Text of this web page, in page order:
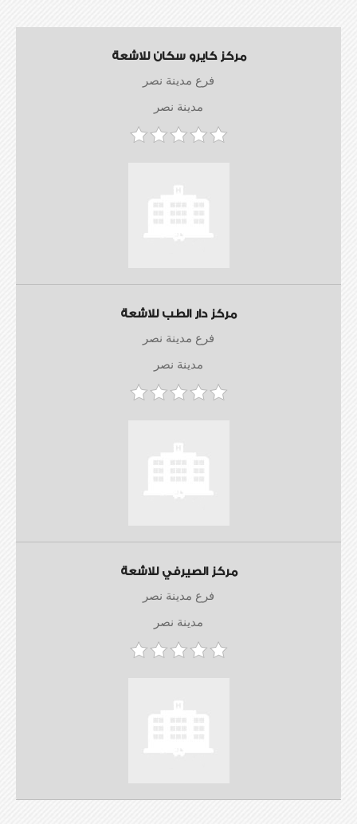
مركز كايرو سكان للاشعة
فرع مدينة نصر
مدينة نصر
مركز دار الطب للاشعة
فرع مدينة نصر
مدينة نصر
مركز الصيرفي للاشعة
فرع مدينة نصر
مدينة نصر